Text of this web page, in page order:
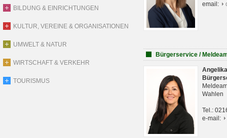
BILDUNG & EINRICHTUNGEN
KULTUR, VEREINE & ORGANISATIONEN
UMWELT & NATUR
WIRTSCHAFT & VERKEHR
TOURISMUS
email:
Bürgerservice /
Wahlen
Tel.:
e-mail: